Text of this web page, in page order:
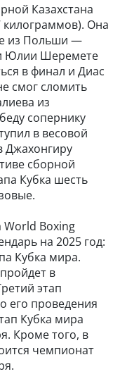
Казахстана
килограммов). Она
из Польши —
Юлии Шеремете
в финал и Диас
смог сломить
из
сопернику
в весовой
Джахонгиру
сборной
Кубка шесть
Boxing
на 2025 год:
Кубка мира.
в
этап
его проведения
Кубка мира
Кроме того, в
чемпионат